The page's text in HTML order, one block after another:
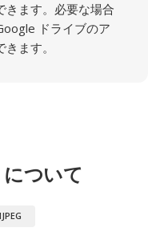
きます。必要な場合
ドライブのア
ます。
ついて